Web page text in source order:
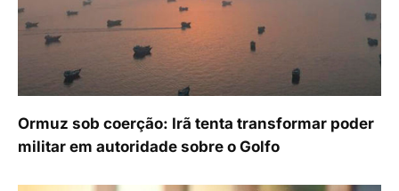
Ormuz sob coerção: Irã tenta transformar poder
militar em autoridade sobre o Golfo